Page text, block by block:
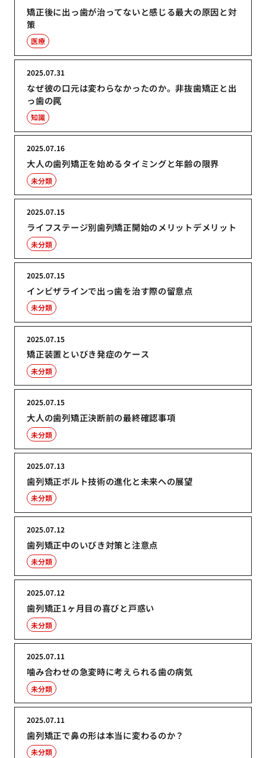
矯正後に出っ歯が治ってないと感じる最大の原因と対
策
医療
なぜ彼の口元は変わらなかったのか。非抜歯矯正と出
っ歯の罠
2025.07.31
知識
大人の歯列矯正を始めるタイミングと年齢の限界
2025.07.16
未分類
ライフステージ別歯列矯正開始のメリットデメリット
2025.07.15
未分類
インビザラインで出っ歯を治す際の留意点
2025.07.15
未分類
矯正装置といびき発症のケース
2025.07.15
未分類
大人の歯列矯正決断前の最終確認事項
2025.07.15
未分類
歯列矯正ボルト技術の進化と未来への展望
2025.07.13
未分類
歯列矯正中のいびき対策と注意点
2025.07.12
未分類
歯列矯正1ヶ月目の喜びと戸惑い
2025.07.12
未分類
噛み合わせの急変時に考えられる歯の病気
2025.07.11
未分類
歯列矯正で鼻の形は本当に変わるのか？
2025.07.11
未分類